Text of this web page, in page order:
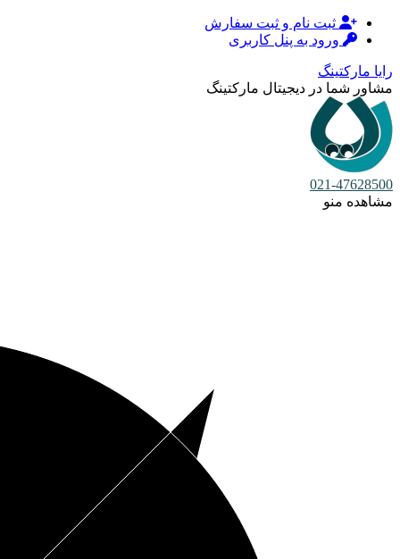
ثبت نام و ثبت سفارش
ورود به پنل کاربری
رایا مارکتینگ
مشاور شما در دیجیتال مارکتینگ
021-47628500
مشاهده منو